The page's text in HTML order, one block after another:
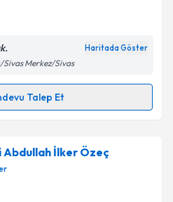
işlenmesine ilişkin
kişisel verilerimin belirtilen
Talebini Gönder
Haritada Göster
Sivas Merkez/Sivas
Talep Et
Talebi
için randevu takvimi talebi
randevu almanız için bir
e-posta ile bilgilendireceğiz.
Abdullah İlker Özeç